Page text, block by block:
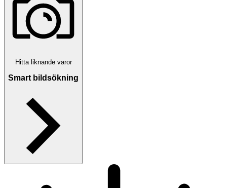
Hitta liknande varor
Smart bildsökning